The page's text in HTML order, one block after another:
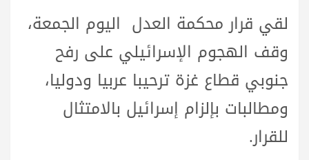
لقي قرار محكمة العدل اليوم الجمعة،
وقف الهجوم الإسرائيلي على رفح
جنوبي قطاع غزة ترحيبا عربيا ودوليا،
ومطالبات بإلزام إسرائيل بالامتثال
للقرار.